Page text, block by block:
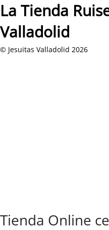
La Tienda
Valladolid
Tienda Online
© Jesuitas Valladolid 2026